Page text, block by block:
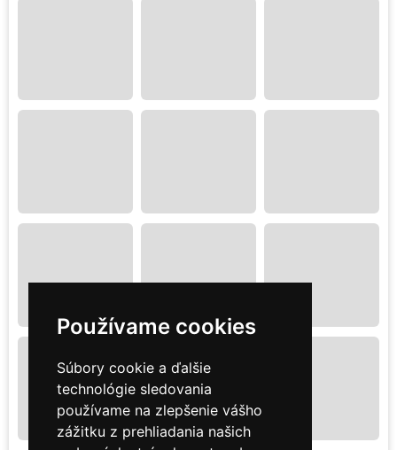
Používame cookies
Súbory cookie a ďalšie
technológie sledovania
používame na zlepšenie vášho
zážitku z prehliadania našich